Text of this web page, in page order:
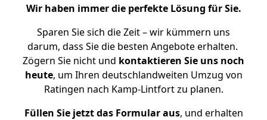
Wir haben immer die perfekte Lösung für Sie.
Sparen Sie sich die Zeit – wir kümmern uns
darum, dass Sie die besten Angebote erhalten.
Zögern Sie nicht und kontaktieren Sie uns noch
heute, um Ihren deutschlandweiten Umzug von
Ratingen nach Kamp-Lintfort zu planen.
Füllen Sie jetzt das Formular aus, und erhalten